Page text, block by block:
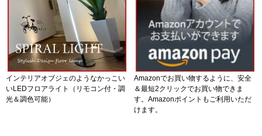
インテリアオブジェのようなかっこい
いLEDフロアライト（リモコン付・調
光＆調色可能）
Amazonでお買い物するように、安全
＆最短2クリックでお買い物できま
す。Amazonポイントもご利用いただ
けます。